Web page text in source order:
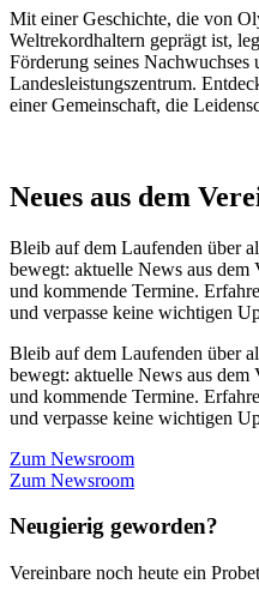
Mit einer Geschichte, die von
Weltrekordhaltern geprägt ist,
Förderung seines
Landesleistungszentrum.
einer Gemeinschaft, die
Neues aus dem
Bleib auf dem Laufenden über
bewegt: aktuelle News aus dem
und kommende Termine.
und verpasse keine wichtigen
Bleib auf dem Laufenden über
bewegt: aktuelle News aus dem
und kommende Termine.
und verpasse keine wichtigen
Zum Newsroom
Zum Newsroom
Neugierig geworden?
Vereinbare noch heute ein